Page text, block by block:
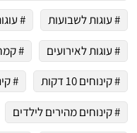
# עוגות לשבועות
#
# עוגות לאירועים
#
# קינוחים 10 דקות
#
# קינוחים מהירים לילדים